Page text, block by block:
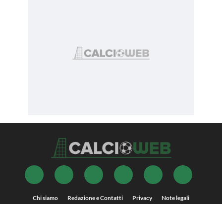
Chi siamo Redazione e Contatti Privacy Note legali